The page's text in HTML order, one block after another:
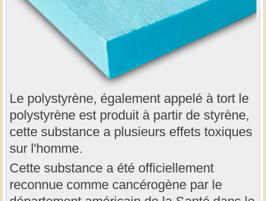
Le polystyrène, également appelé à tort le
polystyrène est produit à partir de styrène,
cette substance a plusieurs effets toxiques
sur l'homme.
Cette substance a été officiellement
reconnue comme cancérogène par le